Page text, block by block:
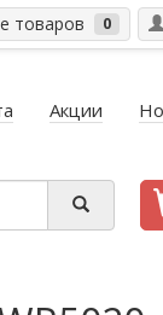
товаров 0
Акции